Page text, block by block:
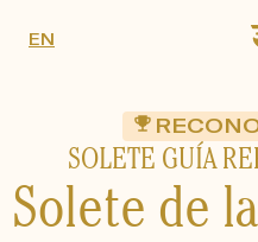
EN
SOLETE GUÍA
Solete de